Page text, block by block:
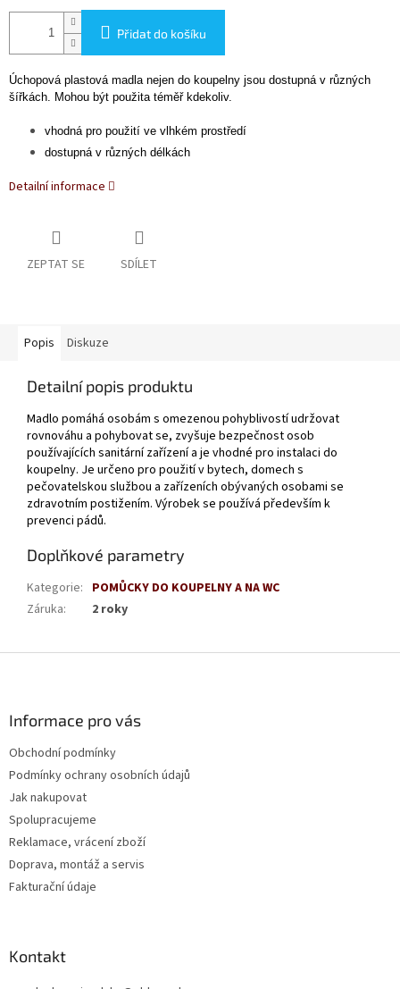
Přidat do košíku
Úchopová plastová madla nejen do koupelny jsou dostupná v různých
šířkách. Mohou být použita téměř kdekoliv.
vhodná pro použití ve vlhkém prostředí
dostupná v různých délkách
Detailní informace
ZEPTAT SE SDÍLET
Popis Diskuze
Detailní popis produktu
Madlo pomáhá osobám s omezenou pohyblivostí udržovat
rovnováhu a pohybovat se, zvyšuje bezpečnost osob
používajících sanitární zařízení a je vhodné pro instalaci do
koupelny. Je určeno pro použití v bytech, domech s
pečovatelskou službou a zařízeních obývaných osobami se
zdravotním postižením. Výrobek se používá především k
prevenci pádů.
Doplňkové parametry
Kategorie: POMŮCKY DO KOUPELNY A NA WC
Záruka: 2 roky
Informace pro vás
Obchodní podmínky
Podmínky ochrany osobních údajů
Jak nakupovat
Spolupracujeme
Reklamace, vrácení zboží
Doprava, montáž a servis
Fakturační údaje
Kontakt